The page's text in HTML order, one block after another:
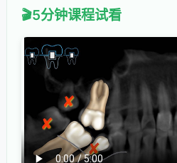
5分钟课程试看